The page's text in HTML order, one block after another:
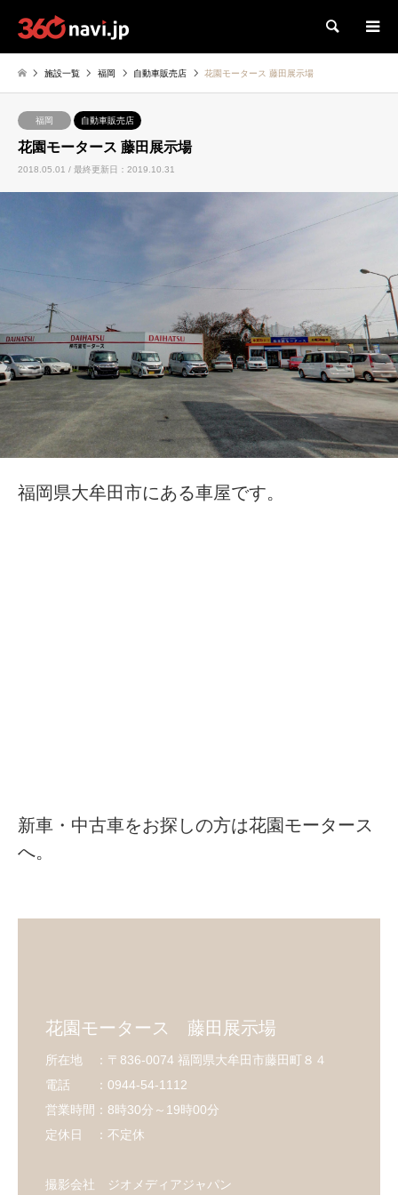
検索
施設一覧 福岡 自動車販売店 花園モータース 藤田展示場
福岡 自動車販売店
花園モータース 藤田展示場
2018.05.01 / 最終更新日：2019.10.31
福岡県大牟田市にある車屋です。
新車・中古車をお探しの方は花園モータース
へ。
花園モータース 藤田展示場
所在地 ：〒836-0074 福岡県大牟田市藤田町８４
電話 ：0944-54-1112
営業時間：8時30分～19時00分
定休日 ：不定休
撮影会社 ジオメディアジャパン